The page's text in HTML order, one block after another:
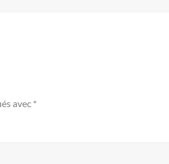
avec *